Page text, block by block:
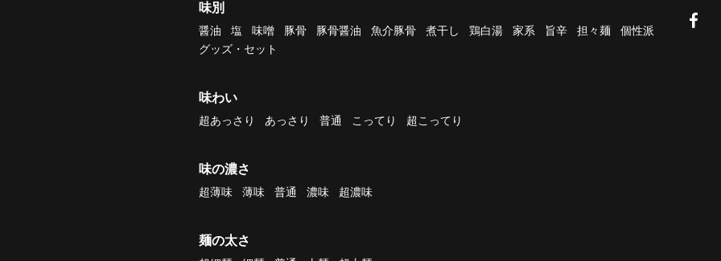
味別
醤油 塩 味噌 豚骨 豚骨醤油 魚介豚骨 煮干し 鶏白湯 家系 旨辛 担々麺
個性派
グッズ・セット
味わい
超あっさり あっさり 普通 こってり 超こってり
味の濃さ
超薄味 薄味 普通 濃味 超濃味
麺の太さ